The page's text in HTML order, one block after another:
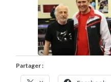
Partager :